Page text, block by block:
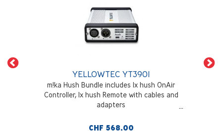
YELLOWTEC YT3901
m!ka Hush Bundle includes 1x hush OnAir
Controller, 1x hush Remote with cables and
adapters
CHF 568.00